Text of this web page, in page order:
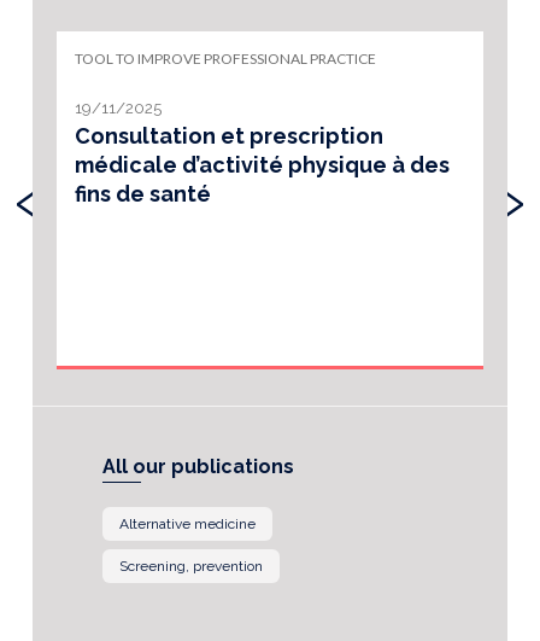
TOOL TO IMPROVE PROFESSIONAL PRACTICE
19/11/2025
Consultation et prescription
médicale d’activité physique à des
fins de santé
‹ ›
All our publications
Alternative medicine
Screening, prevention